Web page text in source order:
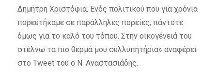
Δημήτρη Χριστόφια. Ενός πολιτικού που για χρόνια
πορευτήκαμε σε παράλληλες πορείες, πάντοτε
όμως για το καλό του τόπου. Στην οικογένειά του
στέλνω τα πιο θερμά μου συλλυπητήρια» αναφέρει
στο Tweet του ο Ν. Αναστασιάδης.